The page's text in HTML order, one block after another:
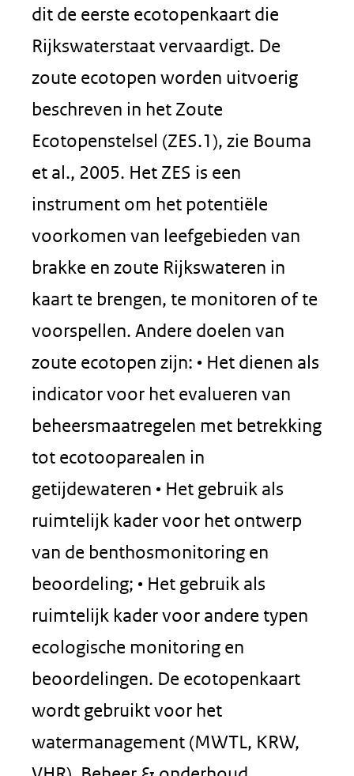
dit de eerste ecotopenkaart die
Rijkswaterstaat vervaardigt. De
zoute ecotopen worden uitvoerig
beschreven in het Zoute
Ecotopenstelsel (ZES.1), zie Bouma
et al., 2005. Het ZES is een
instrument om het potentiële
voorkomen van leefgebieden van
brakke en zoute Rijkswateren in
kaart te brengen, te monitoren of te
voorspellen. Andere doelen van
zoute ecotopen zijn: • Het dienen als
indicator voor het evalueren van
beheersmaatregelen met betrekking
tot ecotooparealen in
getijdewateren • Het gebruik als
ruimtelijk kader voor het ontwerp
van de benthosmonitoring en
beoordeling; • Het gebruik als
ruimtelijk kader voor andere typen
ecologische monitoring en
beoordelingen. De ecotopenkaart
wordt gebruikt voor het
watermanagement (MWTL, KRW,